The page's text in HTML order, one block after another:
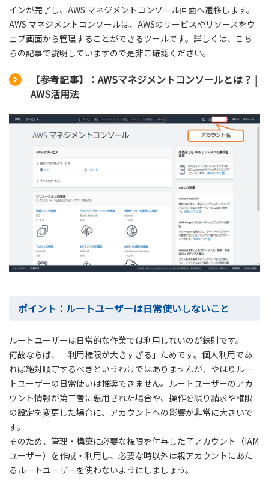
インが完了し、AWS マネジメントコンソール画面へ遷移します。
AWS マネジメントコンソールは、AWSのサービスやリソースをウ
ェブ画面から管理することができるツールです。詳しくは、こち
らの記事で説明していますので是非ご確認ください。
【参考記事】：AWSマネジメントコンソールとは？ |
AWS活用法
ポイント：ルートユーザーは日常使いしないこと
ルートユーザーは日常的な作業では利用しないのが鉄則です。
何故ならば、「利用権限が大きすぎる」ためです。個人利用であ
れば絶対順守するべきというわけではありませんが、やはりルー
トユーザーの日常使いは推奨できません。ルートユーザーのアカ
ウント情報が第三者に悪用された場合や、操作を誤り請求や権限
の設定を変更した場合に、アカウントへの影響が非常に大きいで
す。
そのため、管理・構築に必要な権限を付与した子アカウント（IAM
ユーザー）を作成・利用し、必要な時以外は親アカウントにあた
るルートユーザーを使わないようにしましょう。